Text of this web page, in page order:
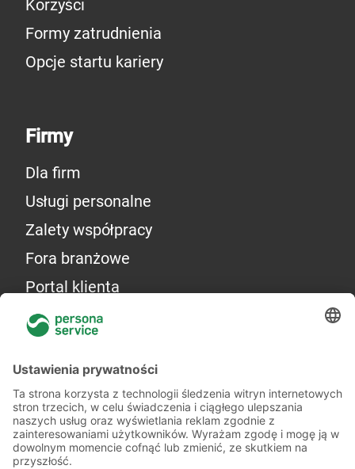
Korzyści
Formy zatrudnienia
Opcje startu kariery
Firmy
Dla firm
Usługi personalne
Zalety współpracy
Fora branżowe
Portal klienta
Więcej o nas
Kilka słów o nas
Oddziały
Akademia